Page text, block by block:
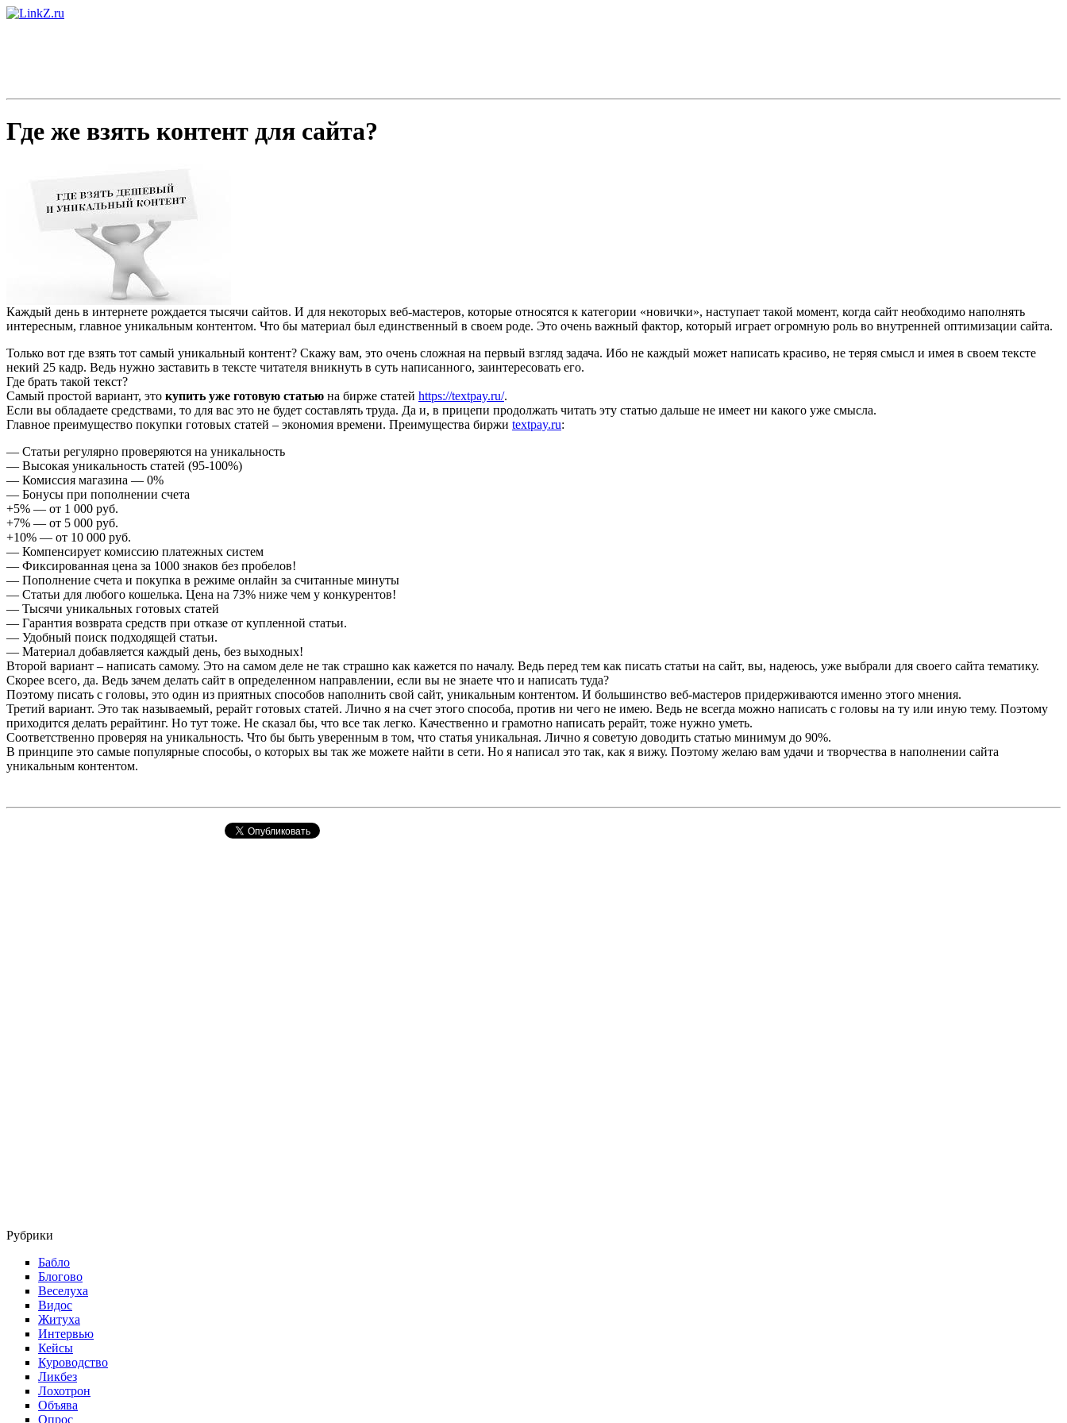
Где же взять контент для сайта?
Каждый день в интернете рождается тысячи сайтов. И для некоторых веб-мастеров, которые относятся к категории «новички», наступает такой момент, когда сайт необходимо наполнять
интересным, главное уникальным контентом. Что бы материал был единственный в своем роде. Это очень важный фактор, который играет огромную роль во внутренней оптимизации сайта.
Только вот где взять тот самый уникальный контент? Скажу вам, это очень сложная на первый взгляд задача. Ибо не каждый может написать красиво, не теряя смысл и имея в своем тексте
некий 25 кадр. Ведь нужно заставить в тексте читателя вникнуть в суть написанного, заинтересовать его.
Где брать такой текст?
Самый простой вариант, это купить уже готовую статью на бирже статей https://textpay.ru/.
Если вы обладаете средствами, то для вас это не будет составлять труда. Да и, в прицепи продолжать читать эту статью дальше не имеет ни какого уже смысла.
Главное преимущество покупки готовых статей – экономия времени. Преимущества биржи textpay.ru:
— Статьи регулярно проверяются на уникальность
— Высокая уникальность статей (95-100%)
— Комиссия магазина — 0%
— Бонусы при пополнении счета
+5% — от 1 000 руб.
+7% — от 5 000 руб.
+10% — от 10 000 руб.
— Компенсирует комиссию платежных систем
— Фиксированная цена за 1000 знаков без пробелов!
— Пополнение счета и покупка в режиме онлайн за считанные минуты
— Статьи для любого кошелька. Цена на 73% ниже чем у конкурентов!
— Тысячи уникальных готовых статей
— Гарантия возврата средств при отказе от купленной статьи.
— Удобный поиск подходящей статьи.
— Материал добавляется каждый день, без выходных!
Второй вариант – написать самому. Это на самом деле не так страшно как кажется по началу. Ведь перед тем как писать статьи на сайт, вы, надеюсь, уже выбрали для своего сайта тематику.
Скорее всего, да. Ведь зачем делать сайт в определенном направлении, если вы не знаете что и написать туда?
Поэтому писать с головы, это один из приятных способов наполнить свой сайт, уникальным контентом. И большинство веб-мастеров придерживаются именно этого мнения.
Третий вариант. Это так называемый, рерайт готовых статей. Лично я на счет этого способа, против ни чего не имею. Ведь не всегда можно написать с головы на ту или иную тему. Поэтому
приходится делать рерайтинг. Но тут тоже. Не сказал бы, что все так легко. Качественно и грамотно написать рерайт, тоже нужно уметь.
Соответственно проверяя на уникальность. Что бы быть уверенным в том, что статья уникальная. Лично я советую доводить статью минимум до 90%.
В принципе это самые популярные способы, о которых вы так же можете найти в сети. Но я написал это так, как я вижу. Поэтому желаю вам удачи и творчества в наполнении сайта
уникальным контентом.
Рубрики
Бабло
Блогово
Веселуха
Видос
Житуха
Интервью
Кейсы
Куроводство
Ликбез
Лохотрон
Объява
Опроc